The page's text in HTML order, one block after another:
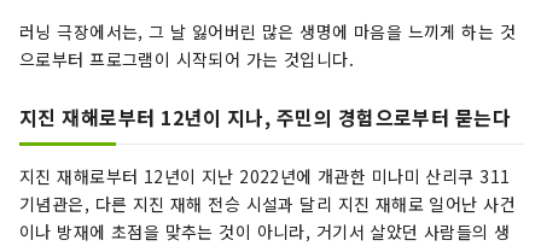
러닝 극장에서는, 그 날 잃어버린 많은 생명에 마음을 느끼게 하는 것
으로부터 프로그램이 시작되어 가는 것입니다.
지진 재해로부터 12년이 지나, 주민의 경험으로부터 묻는다
지진 재해로부터 12년이 지난 2022년에 개관한 미나미 산리쿠 311
기념관은, 다른 지진 재해 전승 시설과 달리 지진 재해로 일어난 사건
이나 방재에 초점을 맞추는 것이 아니라, 거기서 살았던 사람들의 생